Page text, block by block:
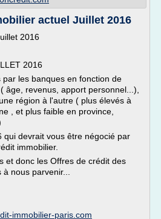
actuel Juillet 2016
2016
2016
les banques en fonction de
âge, revenus, apport personnel...),
région à l'autre ( plus élevés à
, et plus faible en province,
qui devrait vous être négocié par
immobilier.
et donc les Offres de crédit des
nous parvenir...
immobilier-paris.com